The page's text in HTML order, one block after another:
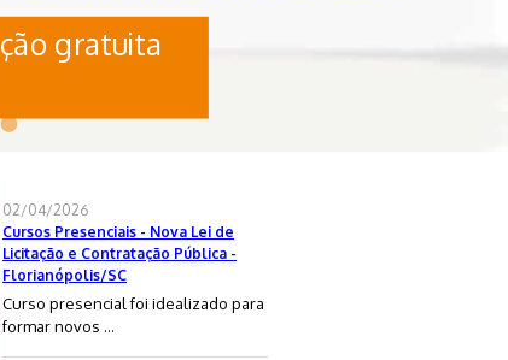
gratuita
02/04/2026
Cursos Presenciais - Nova Lei de
Licitação e Contratação Pública -
Florianópolis/SC
Curso presencial foi idealizado para
formar novos ...